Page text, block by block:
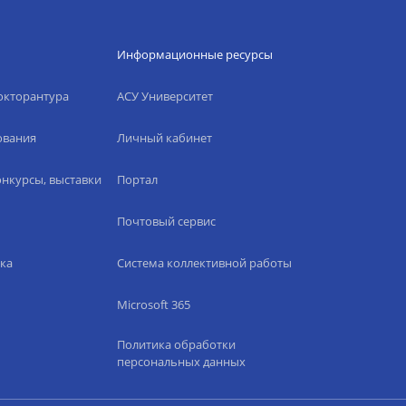
выставки
Информационные ресурсы
АСУ Университет
Личный кабинет
Портал
Почтовый сервис
Система коллективной работы
Microsoft 365
Политика обработки
персональных данных